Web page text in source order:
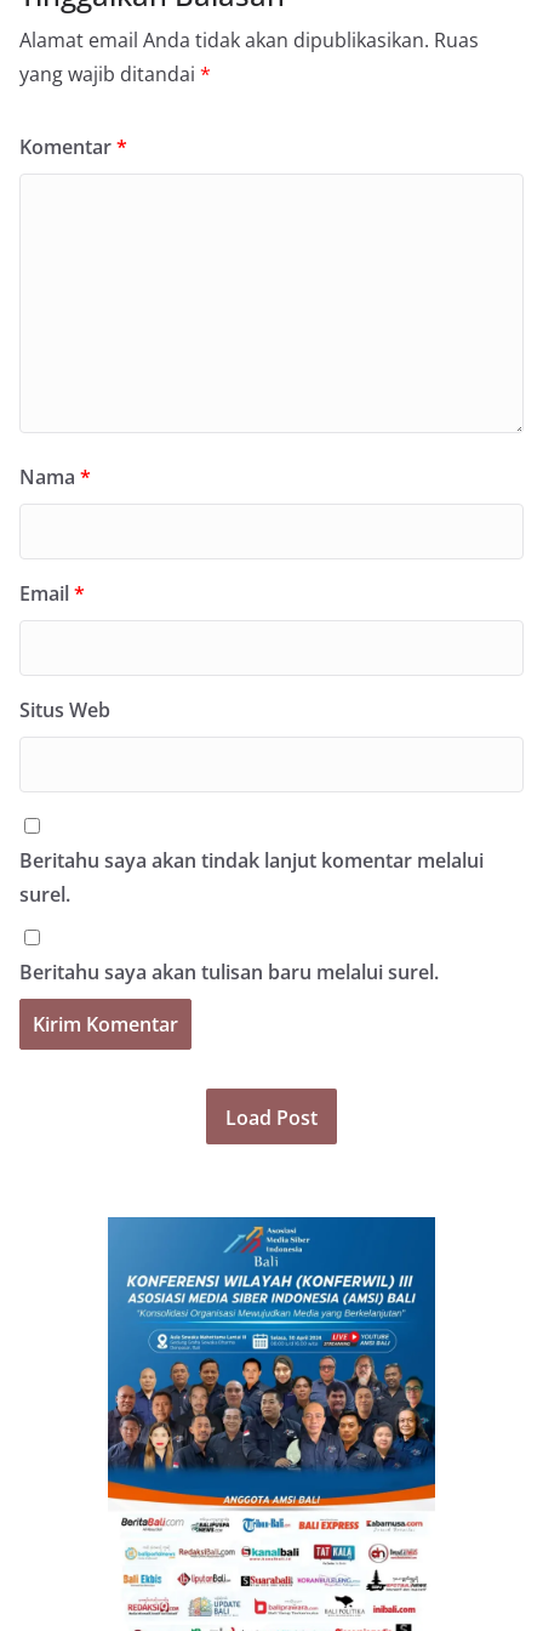
Alamat email Anda tidak akan dipublikasikan. Ruas
yang wajib ditandai *
Komentar*
Nama *
Email*
Situs Web
Beritahu saya akan tindak lanjut komentar melalui
surel.
Beritahu saya akan tulisan baru melalui surel.
Load Post